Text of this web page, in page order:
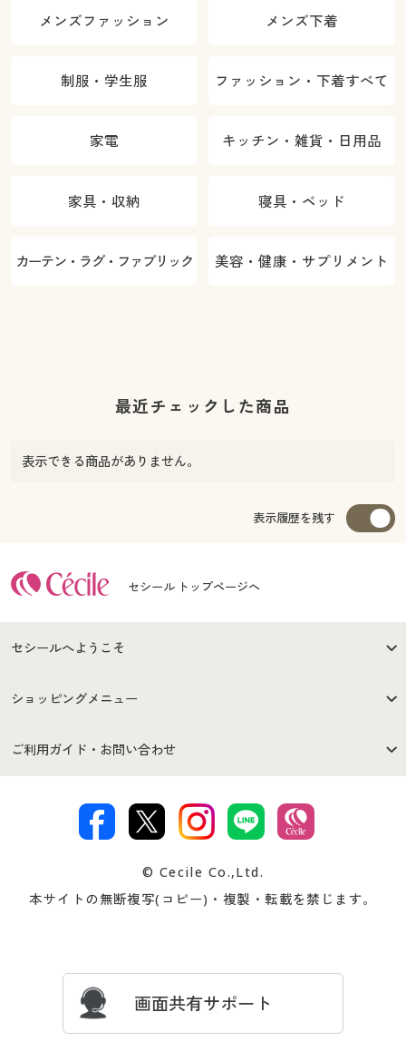
メンズファッション メンズ下着
制服・学生服 ファッション・下着すべて
家電 キッチン・雑貨・日用品
家具・収納 寝具・ベッド
カーテン・ラグ・ファブリック 美容・健康・サプリメント
最近チェックした商品
表示できる商品がありません。
表示履歴を残す
セシール トップページへ
セシールへようこそ
はじめての方へ
セシールご利用規約
著作権・商標について 会社案内
ショッピングメニュー
商品カテゴリ
プレゼント＆キャンペーン サイトマップ
ご利用ガイド・お問い合わせ
交換・返品は お支払は
ついて
忘れの場合
© Cecile Co.,Ltd.
本サイトの無断複写(コピー)・複製・転載を禁じます。
画面共有サポート